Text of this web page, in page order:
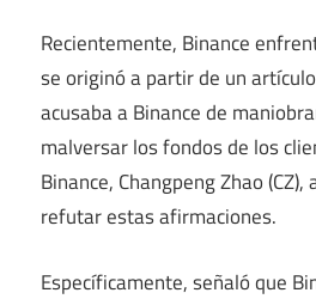
Recientemente, Binance
se originó a partir de un
acusaba a Binance de
malversar los fondos de los
Binance, Changpeng Zhao
refutar estas afirmaciones.
Específicamente, señaló que